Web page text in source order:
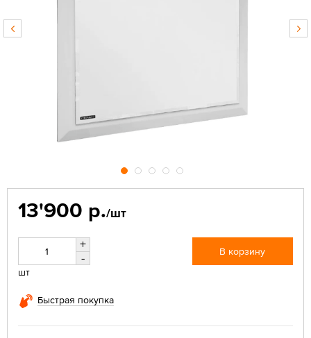
13'900 р./шт
+
-
шт
В корзину
Быстрая покупка